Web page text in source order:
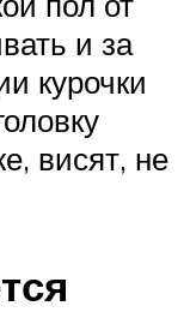
и за
курочки
висят, не